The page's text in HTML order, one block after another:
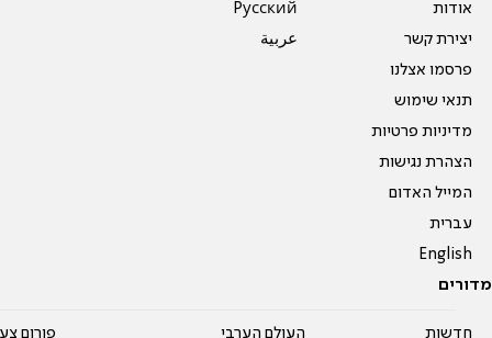
אודות
יצירת קשר
פרסמו אצלנו
תנאי שימוש
מדיניות פרטיות
הצהרת נגישות
המייל האדום
עברית
English
Pусский
عربية
מדורים
חדשות העולם הערבי פורום